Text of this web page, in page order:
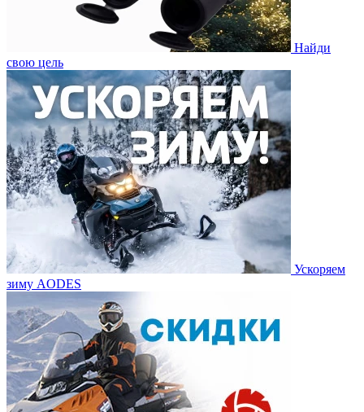
Найди
свою цель
Ускоряем
зиму AODES